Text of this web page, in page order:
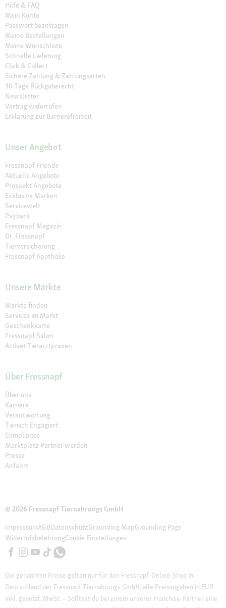
Hilfe & FAQ
Mein Konto
Passwort beantragen
Meine Bestellungen
Meine Wunschliste
Schnelle Lieferung
Click & Collect
Sichere Zahlung & Zahlungsarten
30 Tage Rückgaberecht
Newsletter
Vertrag widerrufen
Erklärung zur Barrierefreiheit
Unser Angebot
Fressnapf Friends
Aktuelle Angebote
Prospekt Angebote
Exklusive Marken
Servicewelt
Payback
Fressnapf Magazin
Dr. Fressnapf
Tierversicherung
Fressnapf Apotheke
Unsere Märkte
Märkte finden
Services im Markt
Geschenkkarte
Fressnapf Salon
Activet Tierarztpraxen
Über Fressnapf
Über uns
Karriere
Verantwortung
Tierisch Engagiert
Compliance
Marktplatz Partner werden
Presse
Anfahrt
© 2026 Fressnapf Tiernahrungs GmbH
ImpressumAGBDatenschutzGrounding MapGrounding Page
WiderrufsbelehrungCookie Einstellungen
Die genannten Preise gelten nur für den Fressnapf-Online-Shop in
Deutschland der Fressnapf Tiernahrungs GmbH; alle Preisangaben in EUR
inkl. gesetzl. MwSt. – Solltest du bei einem unserer Franchise-Partner eine